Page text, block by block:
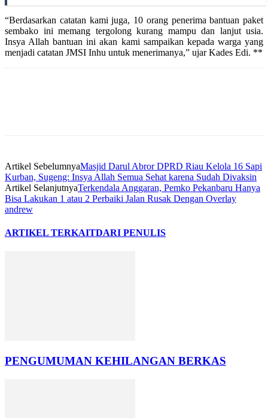
“Berdasarkan catatan kami juga, 10 orang penerima bantuan paket
sembako ini memang tergolong kurang mampu dan lanjut usia.
Insya Allah bantuan ini akan kami sampaikan kepada warga yang
menjadi catatan JMSI Inhu untuk menerimanya,” ujar Kades Edi. **
Artikel SebelumnyaMasjid Darul Abror DPRD Riau Kelola 16 Sapi
Kurban, Sugeng: Insya Allah Semua Sehat karena Sudah Divaksin
Artikel SelanjutnyaTerkendala Anggaran, Pemko Pekanbaru Hanya
Bisa Lakukan 1 atau 2 Perbaiki Jalan Rusak Dengan Overlay
andrew
ARTIKEL TERKAITDARI PENULIS
PENGUMUMAN KEHILANGAN BERKAS